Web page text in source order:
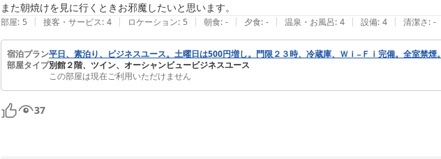
また朝焼けを見に行くときお邪魔したいと思います。
部屋: 5 | 接客・サービス: 4 | ロケーション: 5 | 朝食: - | 夕食: - | 温泉・お風呂: 4 | 設備: 4 | 清潔さ: -
宿泊プラン平日、素泊り、ビジネスユース。土曜日は500円増し。門限２３時、冷蔵庫、Ｗｉ−Ｆｉ完備。全室禁煙。
部屋タイプ別館２階、ツイン、オーシャンビュービジネスユース
この部屋は現在ご利用いただけません
37